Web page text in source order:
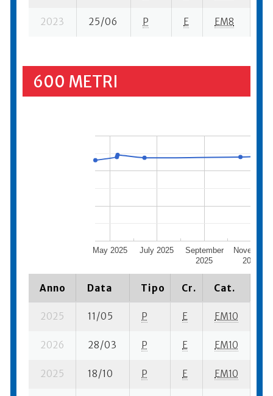
2023 25/06 P E EM8
600 METRI
May 2025 July 2025
September
2025
November
2025
Anno Data Tipo Cr. Cat.
2025 11/05 P E EM10
2026 28/03 P E EM10
2025 18/10 P E EM10